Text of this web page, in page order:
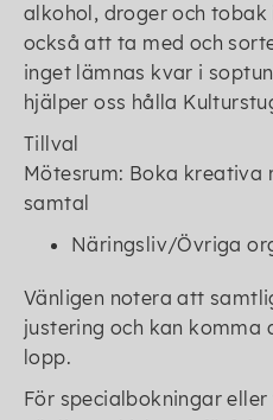
alkohol, droger och tobak
också att ta med och
inget lämnas kvar i
hjälper oss hålla
Tillval
Mötesrum: Boka kreativa
samtal
Näringsliv/Övriga
Vänligen notera att
justering och kan komma
lopp.
För specialbokningar